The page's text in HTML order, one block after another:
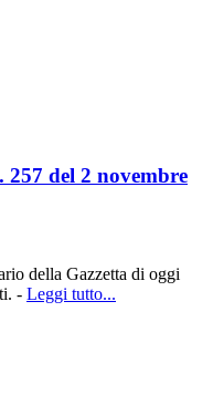
del 2 novembre
della Gazzetta di oggi
- Leggi tutto...